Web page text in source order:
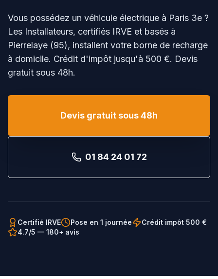
Vous possédez un véhicule électrique à Paris 3e ?
Les Installateurs, certifiés IRVE et basés à
Pierrelaye (95), installent votre borne de recharge
à domicile. Crédit d'impôt jusqu'à 500 €. Devis
gratuit sous 48h.
Devis gratuit sous 48h
01 84 24 01 72
Certifié IRVE Pose en 1 journée
Crédit impôt 500 €
4.7/5 — 180+ avis